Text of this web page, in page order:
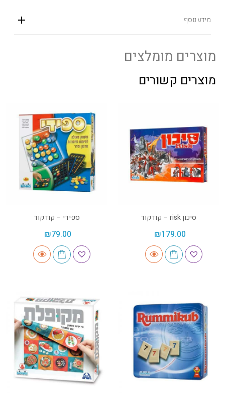
מידע נוסף
מוצרים מומלצים
מוצרים קשורים
סיכון risk – קודקוד
₪179.00
ספידי – קודקוד
₪79.00